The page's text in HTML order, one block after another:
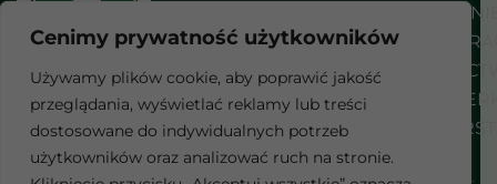
Cenimy prywatność użytkowników
Używamy plików cookie, aby poprawić jakość
przeglądania, wyświetlać reklamy lub treści
dostosowane do indywidualnych potrzeb
użytkowników oraz analizować ruch na stronie.
DO POBRANIA
KONTAKT
F
a
c
SHORT